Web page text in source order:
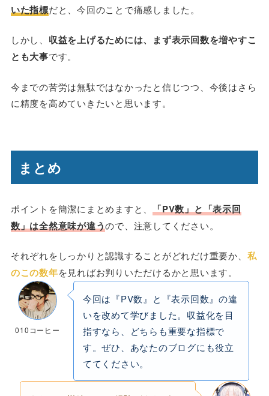
いた指標だと、今回のことで痛感しました。
しかし、 収益を上げるためには、まず表示回数を増やすこ
とも大事です。
今までの苦労は無駄ではなかったと信じつつ、今後はさら
に精度を高めていきたいと思います。
まとめ
ポイントを簡潔にまとめますと、 「PV数」と「表示回
数」は全然意味が違うので、注意してください。
それぞれをしっかりと認識することがどれだけ重要か、 私
のこの数年を見ればお判りいただけるかと思います。
010コーヒー
今回は『PV数』と『表示回数』の違
いを改めて学びました。収益化を目
指すなら、どちらも重要な指標で
す。ぜひ、あなたのブログにも役立
ててください。